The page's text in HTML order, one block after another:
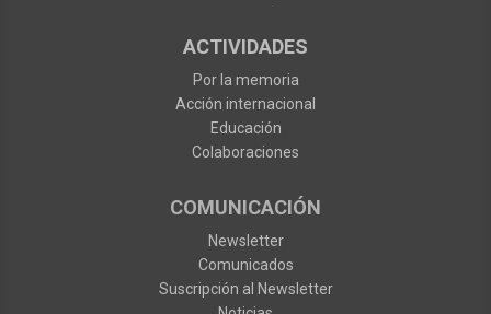
ACTIVIDADES
Por la memoria
Acción internacional
Educación
Colaboraciones
COMUNICACIÓN
Newsletter
Comunicados
Suscripción al Newsletter